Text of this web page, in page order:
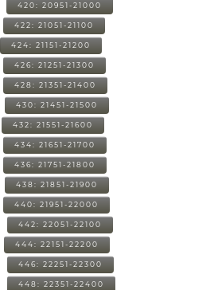
420: 20951-21000
422: 21051-21100
424: 21151-21200
426: 21251-21300
428: 21351-21400
430: 21451-21500
432: 21551-21600
434: 21651-21700
436: 21751-21800
438: 21851-21900
440: 21951-22000
442: 22051-22100
444: 22151-22200
446: 22251-22300
448: 22351-22400